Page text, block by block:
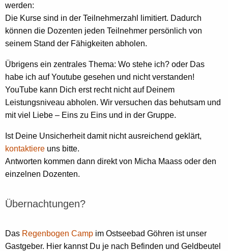
werden:
Die Kurse sind in der Teilnehmerzahl limitiert. Dadurch
können die Dozenten jeden Teilnehmer persönlich von
seinem Stand der Fähigkeiten abholen.
Übrigens ein zentrales Thema: Wo stehe ich? oder Das
habe ich auf Youtube gesehen und nicht verstanden!
YouTube kann Dich erst recht nicht auf Deinem
Leistungsniveau abholen. Wir versuchen das behutsam und
mit viel Liebe – Eins zu Eins und in der Gruppe.
Ist Deine Unsicherheit damit nicht ausreichend geklärt,
kontaktiere uns bitte.
Antworten kommen dann direkt von Micha Maass oder den
einzelnen Dozenten.
Übernachtungen?
Das Regenbogen Camp im Ostseebad Göhren ist unser
Gastgeber. Hier kannst Du je nach Befinden und Geldbeutel